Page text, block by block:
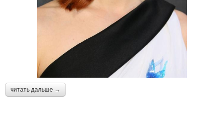
читать дальше →